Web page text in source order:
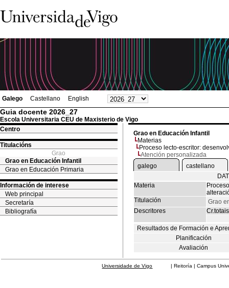
Galego Castellano English
Guia docente 2026_27
Escola Universitaria CEU de Maxisterio de Vigo
Centro
Titulacións
Grao
Grao en Educación Infantil
Grao en Educación Primaria
Información de interese
Web principal
Secretaría
Bibliografía
Grao en Educación Infantil
Materias
Proceso lecto-escritor:
Atención personalizada
galego
castellano
Materia
Titulación
Grao
Descritores
Cr.totais
Resultados de Formación e
Planificación
Avaliación
Universidade de Vigo | Reitoría | Campus